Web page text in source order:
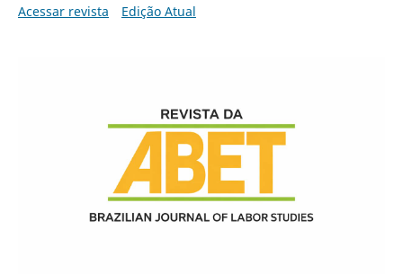
Acessar revista Edição Atual